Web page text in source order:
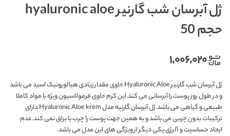
ژل آبرسان شب گارنیر hyaluronic aloe
حجم 50
۱,۰۰۶,۰۲۰
ژل آبرسان شب گارنیر Hyaluronic Aloe حاوی مقدار زیادی هیالورونیک اسید می باشد
و در طول روز پوست را آبرسانی می کند.این کرم حاوی فرمولاسیون ویژه با مواد کاملا
طبیعی و گیاهی می باشد.ژل آبرسان گارنیه مدل Hyaluronic Aloe krem دارای
ترکیبات بدون چربی می باشد و به همین جهت پوست را چرب یا براق نمی کند.عدم
ایجاد حساسیت و آلرژی یکی دیگر از ویژگی های این مدل می باشد.